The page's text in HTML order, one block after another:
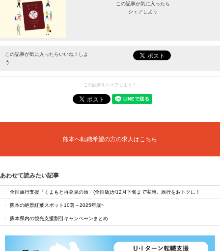
この記事が気に入ったら
シェアしよう
最新情報をお届けします。
この記事が気に入ったらいいね！しよ
う
この記事をシェアしよう！
熊本へ転職希望の方の求人はこちら
あわせて読みたい記事
全国旅行支援「くまもと再発見の旅」(全国版)が12月下旬まで実施。旅行をおトクに！
熊本の絶景紅葉スポット10選～2025年版~
熊本県内の観光支援割引キャンペーンまとめ